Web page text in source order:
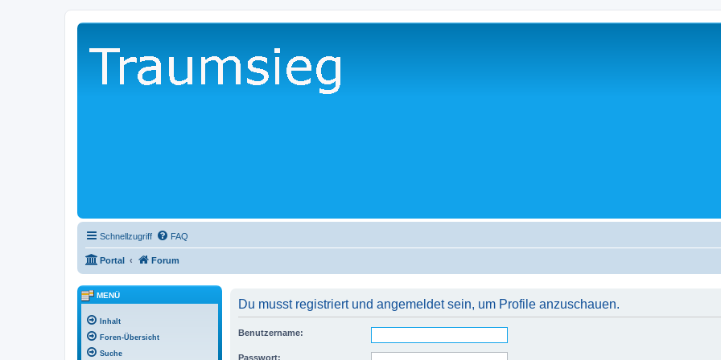
Schnellzugriff FAQ
Portal Forum
Du musst registriert und angemeldet sein, um Profile anzuschauen.
Benutzername:
Passwort:
MENÜ
Inhalt
Foren-Übersicht
Suche